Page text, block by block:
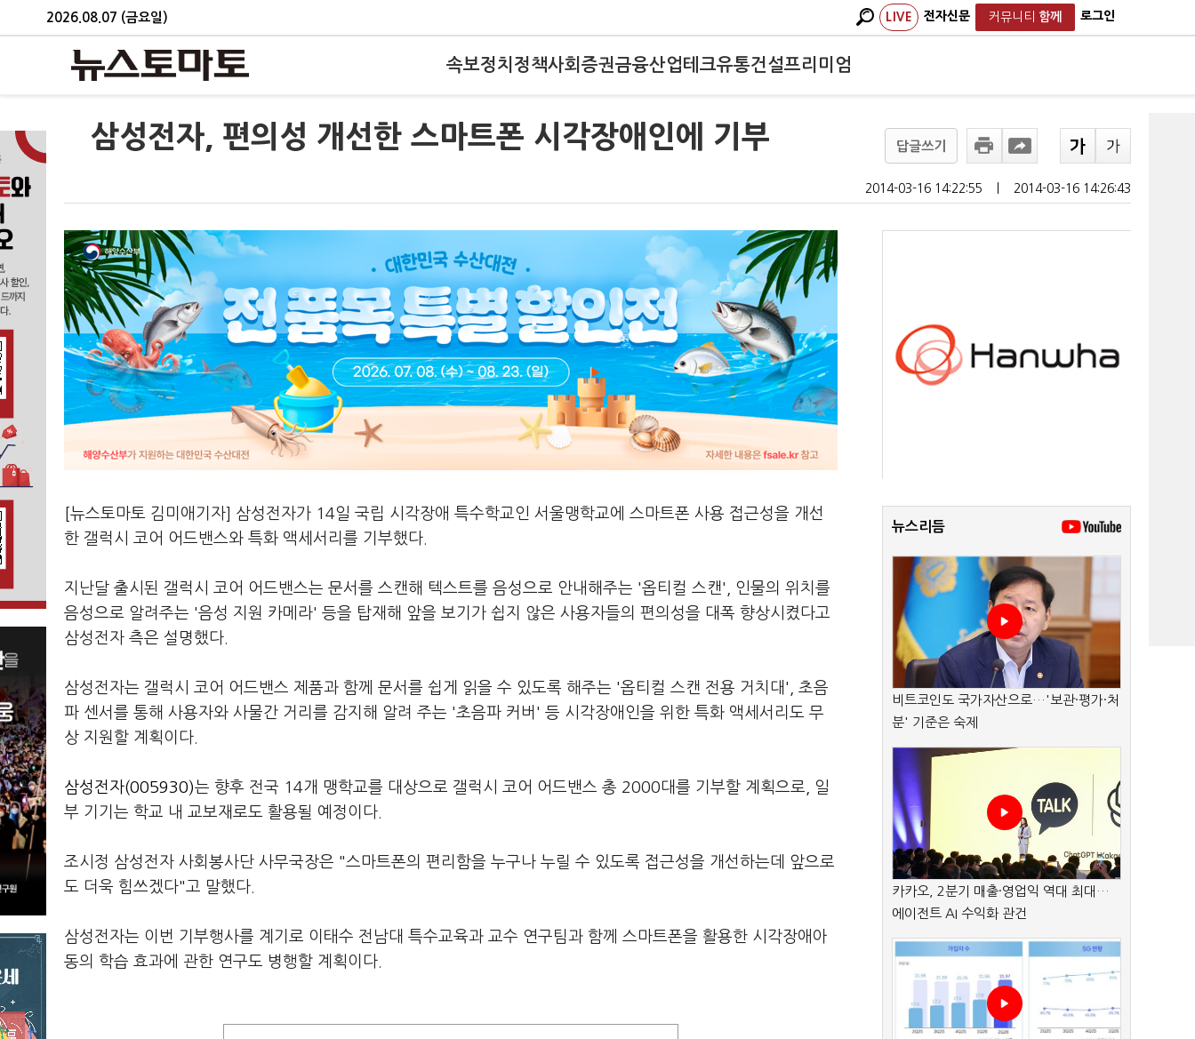
2026.08.07 (금요일) LIVE 전자신문 커뮤니티 함께 로그인
속보정치 정책사회 증권금융산업테크유통건설프리미엄
삼성전자, 편의성 개선한 스마트폰 시각장애인에 기부 답글쓰기
2014-03-16 14:22:55 2014-03-16 14:26:43
[뉴스토마토 김미애기자] 삼성전자가 14일 국립 시각장애 특수학교인 서울맹학교에 스마트폰 사용 접근성을 개선
한 갤럭시 코어 어드밴스와 특화 액세서리를 기부했다.
지난달 출시된 갤럭시 코어 어드밴스는 문서를 스캔해 텍스트를 음성으로 안내해주는 '옵티컬 스캔', 인물의 위치를
음성으로 알려주는 '음성 지원 카메라' 등을 탑재해 앞을 보기가 쉽지 않은 사용자들의 편의성을 대폭 향상시켰다고
삼성전자 측은 설명했다.
삼성전자는 갤럭시 코어 어드밴스 제품과 함께 문서를 쉽게 읽을 수 있도록 해주는 '옵티컬 스캔 전용 거치대', 초음
파 센서를 통해 사용자와 사물간 거리를 감지해 알려 주는 '초음파 커버' 등 시각장애인을 위한 특화 액세서리도 무
상 지원할 계획이다.
삼성전자(005930)는 향후 전국 14개 맹학교를 대상으로 갤럭시 코어 어드밴스 총 2000대를 기부할 계획으로, 일
부 기기는 학교 내 교보재로도 활용될 예정이다.
조시정 삼성전자 사회봉사단 사무국장은 "스마트폰의 편리함을 누구나 누릴 수 있도록 접근성을 개선하는데 앞으로
도 더욱 힘쓰겠다"고 말했다.
삼성전자는 이번 기부행사를 계기로 이태수 전남대 특수교육과 교수 연구팀과 함께 스마트폰을 활용한 시각장애아
동의 학습 효과에 관한 연구도 병행할 계획이다.
뉴스리듬
비트코인도 국가자산으로…'보관·평가·처
분' 기준은 숙제
카카오, 2분기 매출·영업익 역대 최대…
에이전트 AI 수익화 관건